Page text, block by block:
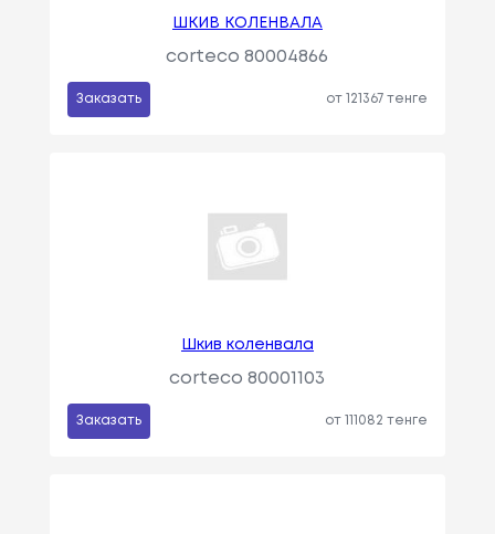
ШКИВ КОЛЕНВАЛА
corteco 80004866
Заказать от 121367 тенге
Шкив коленвала
corteco 80001103
Заказать от 111082 тенге